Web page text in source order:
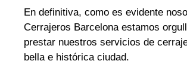
En definitiva, como es evidente
Cerrajeros Barcelona estamos
prestar nuestros servicios de
bella e histórica ciudad.